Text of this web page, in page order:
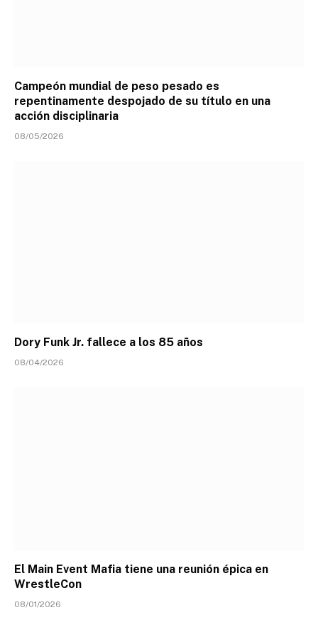
Campeón mundial de peso pesado es
repentinamente despojado de su título en una
acción disciplinaria
08/05/2026
Dory Funk Jr. fallece a los 85 años
08/04/2026
El Main Event Mafia tiene una reunión épica en
WrestleCon
08/01/2026